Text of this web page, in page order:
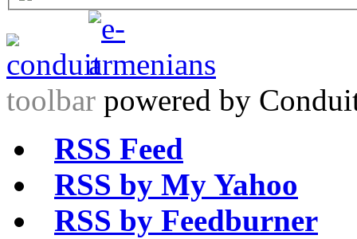
toolbar powered by
RSS Feed
RSS by My Yahoo
RSS by Feedburner